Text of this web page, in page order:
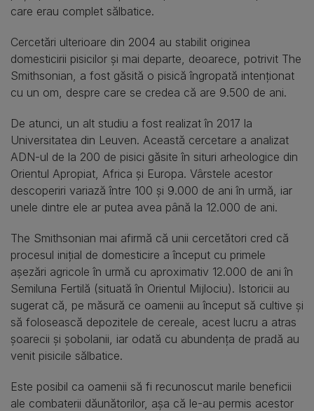
care erau complet sălbatice.
Cercetări ulterioare din 2004 au stabilit originea
domesticirii pisicilor și mai departe, deoarece, potrivit The
Smithsonian, a fost găsită o pisică îngropată intenționat
cu un om, despre care se credea că are 9.500 de ani.
De atunci, un alt studiu a fost realizat în 2017 la
Universitatea din Leuven. Această cercetare a analizat
ADN-ul de la 200 de pisici găsite în situri arheologice din
Orientul Apropiat, Africa și Europa. Vârstele acestor
descoperiri variază între 100 și 9.000 de ani în urmă, iar
unele dintre ele ar putea avea până la 12.000 de ani.
The Smithsonian mai afirmă că unii cercetători cred că
procesul inițial de domesticire a început cu primele
așezări agricole în urmă cu aproximativ 12.000 de ani în
Semiluna Fertilă (situată în Orientul Mijlociu). Istoricii au
sugerat că, pe măsură ce oamenii au început să cultive și
să folosească depozitele de cereale, acest lucru a atras
șoarecii și șobolanii, iar odată cu abundența de pradă au
venit pisicile sălbatice.
Este posibil ca oamenii să fi recunoscut marile beneficii
ale combaterii dăunătorilor, așa că le-au permis acestor